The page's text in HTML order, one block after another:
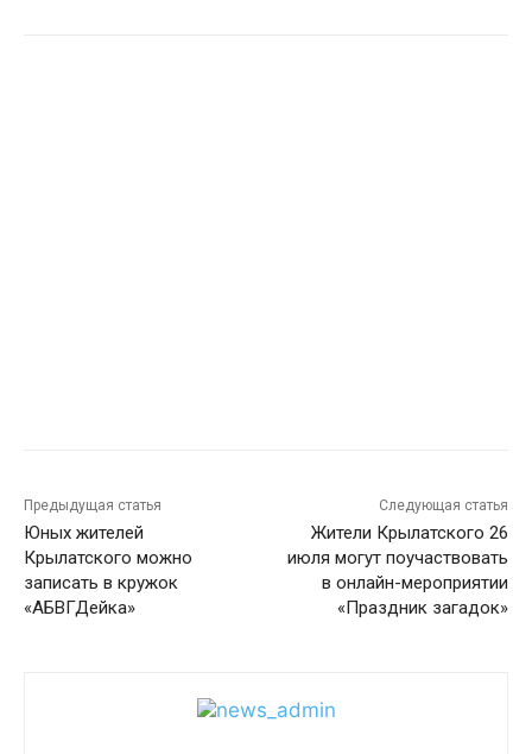
Предыдущая статья
Юных жителей
Крылатского можно
записать в кружок
«АБВГДейка»
Следующая статья
Жители Крылатского 26
июля могут поучаствовать
в онлайн-мероприятии
«Праздник загадок»